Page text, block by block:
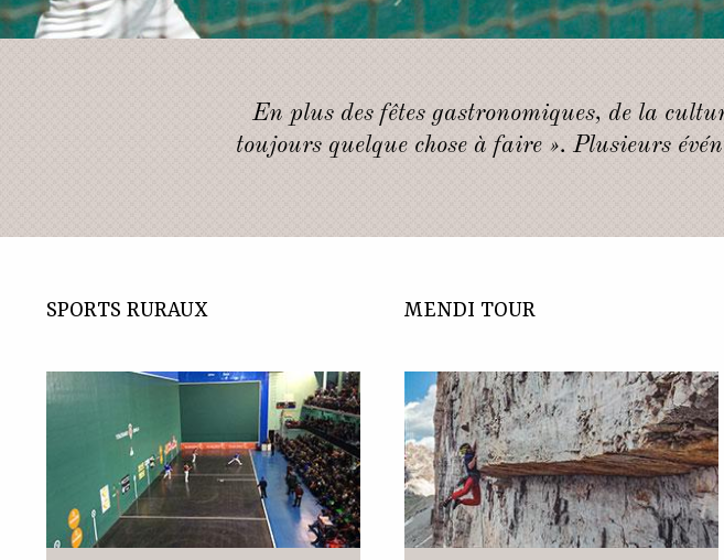
En plus des fêtes gastronomiques, de la
toujours quelque chose à faire ». Plusieurs
SPORTS RURAUX MENDI TOUR